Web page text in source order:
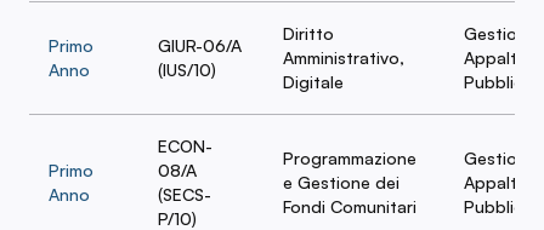
Primo
Anno
GIUR-06/A
(IUS/10)
Diritto
Amministrativo,
Digitale
Gestione
Appalti
Pubblici
Primo
Anno
ECON-
08/A
(SECS-
P/10)
Programmazione
e Gestione dei
Fondi Comunitari
Gestione
Appalti
Pubblici